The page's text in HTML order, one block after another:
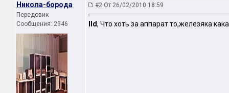
Никола-борода
Передовик
Сообщения: 2946
#2 От 26/02/2010 18:59
Ild, Что хоть за аппарат то,железяка